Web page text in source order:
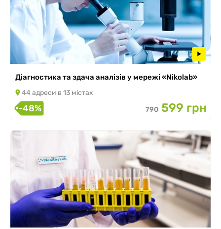
Діагностика та здача аналізів у мережі «Nikolab»
44 адреси в 13 містах
-48% 790 599 грн